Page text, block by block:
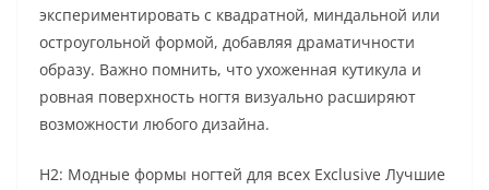
экспериментировать с квадратной, миндальной или
остроугольной формой, добавляя драматичности
образу. Важно помнить, что ухоженная кутикула и
ровная поверхность ногтя визуально расширяют
возможности любого дизайна.
H2: Модные формы ногтей для всех Exclusive Лучшие